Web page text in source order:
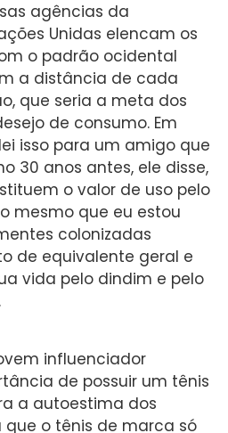
agências da
Unidas elencam os
o padrão ocidental
a distância de cada
que seria a meta dos
de consumo. Em
isso para um amigo que
30 anos antes, ele disse,
o valor de uso pelo
mesmo que eu estou
colonizadas
de equivalente geral e
vida pelo dindim e pelo
influenciador
de possuir um tênis
a autoestima dos
que o tênis de marca só